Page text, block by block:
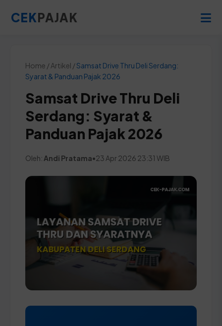
CEKPAJAK
Home / Artikel /Samsat Drive Thru Deli Serdang:
Syarat & Panduan Pajak 2026
Samsat Drive Thru Deli
Serdang: Syarat &
Panduan Pajak 2026
Oleh: Andi Pratama•23 Apr 2026 23:31 WIB